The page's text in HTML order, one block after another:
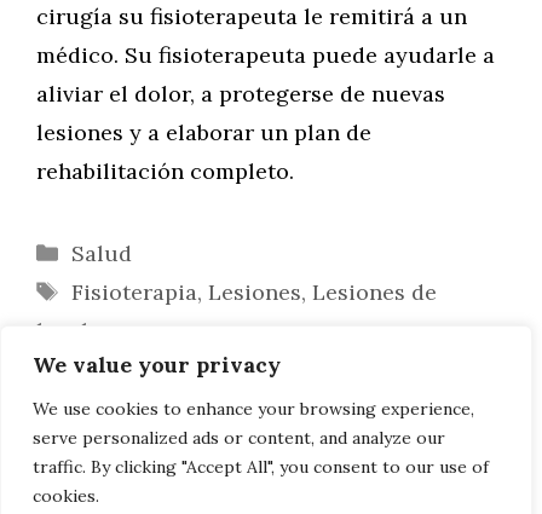
We value your privacy
We use cookies to enhance your browsing experience,
serve personalized ads or content, and analyze our
traffic. By clicking "Accept All", you consent to our use of
cookies.
cirugía su fisioterapeuta le remitirá a un
médico. Su fisioterapeuta puede ayudarle a
aliviar el dolor, a protegerse de nuevas
lesiones y a elaborar un plan de
rehabilitación completo.
Categorías
Salud
Etiquetas
Fisioterapia, Lesiones, Lesiones de
hombro
¿Qué es la terapia PRP?
La publicidad y el marketing en la
industria de la salud